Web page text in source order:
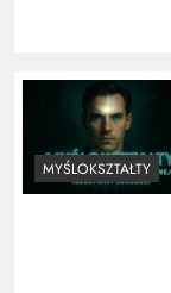
MYŚLOKSZTAŁTY